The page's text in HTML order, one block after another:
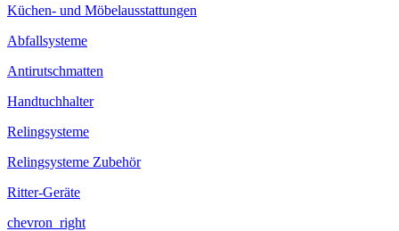
Küchen- und Möbelausstattungen
Abfallsysteme
Antirutschmatten
Handtuchhalter
Relingsysteme
Relingsysteme Zubehör
Ritter-Geräte
chevron_right